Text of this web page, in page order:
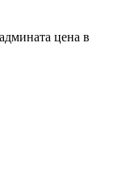
цена в